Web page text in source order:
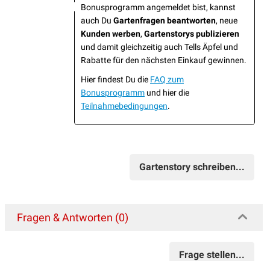
Bonusprogramm angemeldet bist, kannst
auch Du Gartenfragen beantworten, neue
Kunden werben, Gartenstorys publizieren
und damit gleichzeitig auch Tells Äpfel und
Rabatte für den nächsten Einkauf gewinnen.
Hier findest Du die FAQ zum
Bonusprogramm und hier die
Teilnahmebedingungen.
Gartenstory schreiben...
Fragen & Antworten (0)
Frage stellen...